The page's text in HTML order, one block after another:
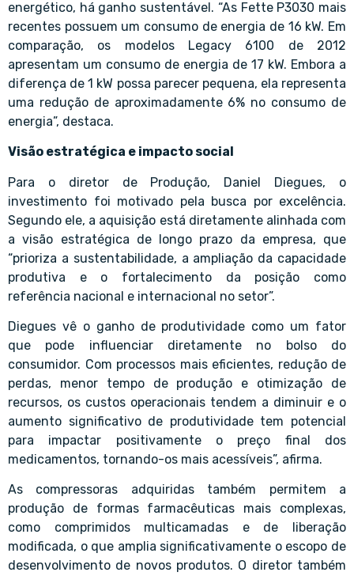
energético, há ganho sustentável. “As Fette P3030 mais
recentes possuem um consumo de energia de 16 kW. Em
comparação, os modelos Legacy 6100 de 2012
apresentam um consumo de energia de 17 kW. Embora a
diferença de 1 kW possa parecer pequena, ela representa
uma redução de aproximadamente 6% no consumo de
energia”, destaca.
Visão estratégica e impacto social
Para o diretor de Produção, Daniel Diegues, o
investimento foi motivado pela busca por excelência.
Segundo ele, a aquisição está diretamente alinhada com
a visão estratégica de longo prazo da empresa, que
“prioriza a sustentabilidade, a ampliação da capacidade
produtiva e o fortalecimento da posição como
referência nacional e internacional no setor”.
Diegues vê o ganho de produtividade como um fator
que pode influenciar diretamente no bolso do
consumidor. Com processos mais eficientes, redução de
perdas, menor tempo de produção e otimização de
recursos, os custos operacionais tendem a diminuir e o
aumento significativo de produtividade tem potencial
para impactar positivamente o preço final dos
medicamentos, tornando-os mais acessíveis”, afirma.
As compressoras adquiridas também permitem a
produção de formas farmacêuticas mais complexas,
como comprimidos multicamadas e de liberação
modificada, o que amplia significativamente o escopo de
desenvolvimento de novos produtos. O diretor também